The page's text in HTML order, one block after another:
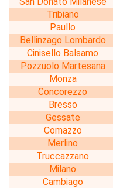
Tribiano
Paullo
Bellinzago Lombardo
Cinisello Balsamo
Pozzuolo Martesana
Monza
Concorezzo
Bresso
Gessate
Comazzo
Merlino
Truccazzano
Milano
Cambiago